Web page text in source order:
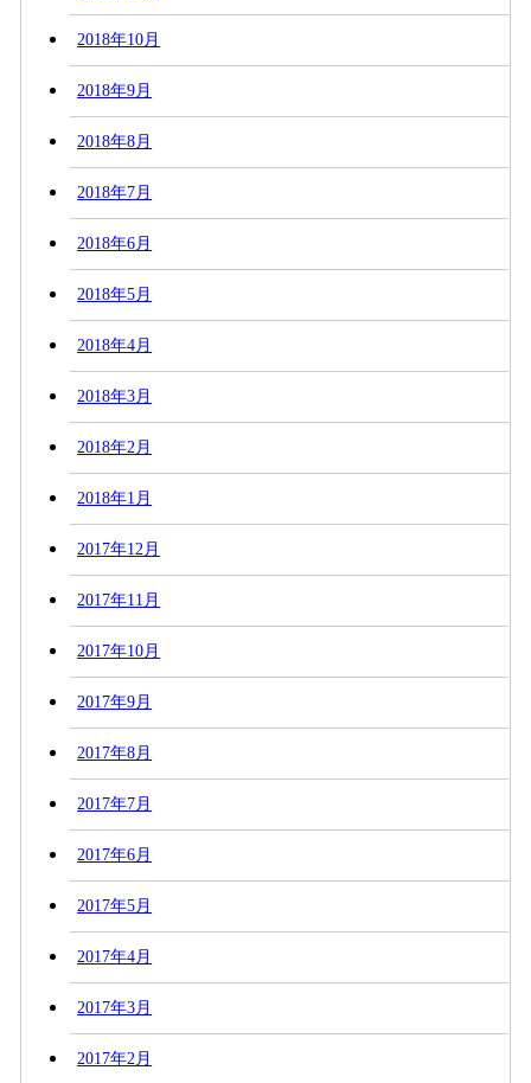
2018年10月
2018年9月
2018年8月
2018年7月
2018年6月
2018年5月
2018年4月
2018年3月
2018年2月
2018年1月
2017年12月
2017年11月
2017年10月
2017年9月
2017年8月
2017年7月
2017年6月
2017年5月
2017年4月
2017年3月
2017年2月